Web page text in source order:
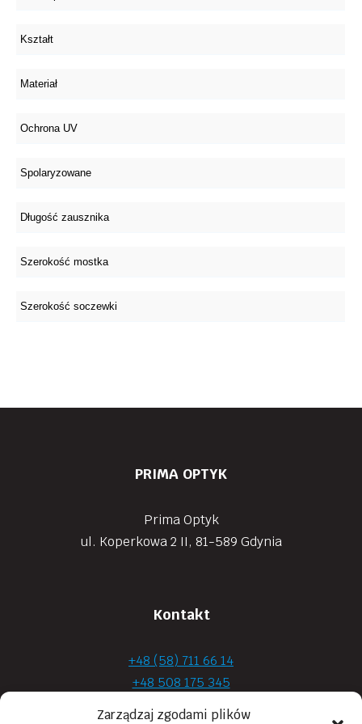
Zarządzaj zgodami plików
PRIMA OPTYK
Prima Optyk
ul. Koperkowa 2 II, 81-589 Gdynia
Kontakt
+48 (58) 711 66 14
+48 508 175 345
+48 720 870 590